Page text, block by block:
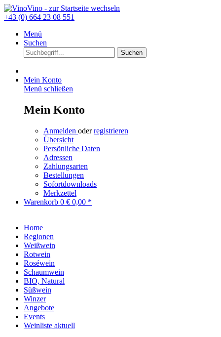
+43 (0) 664 23 08 551
Menü
Suchen
Suchen
Mein Konto
Menü schließen
Mein Konto
Anmelden oderregistrieren
Übersicht
Persönliche Daten
Adressen
Zahlungsarten
Bestellungen
Sofortdownloads
Merkzettel
Warenkorb 0 € 0,00 *
Home
Regionen
Weißwein
Rotwein
Roséwein
Schaumwein
BIO, Natural
Süßwein
Winzer
Angebote
Events
Weinliste aktuell